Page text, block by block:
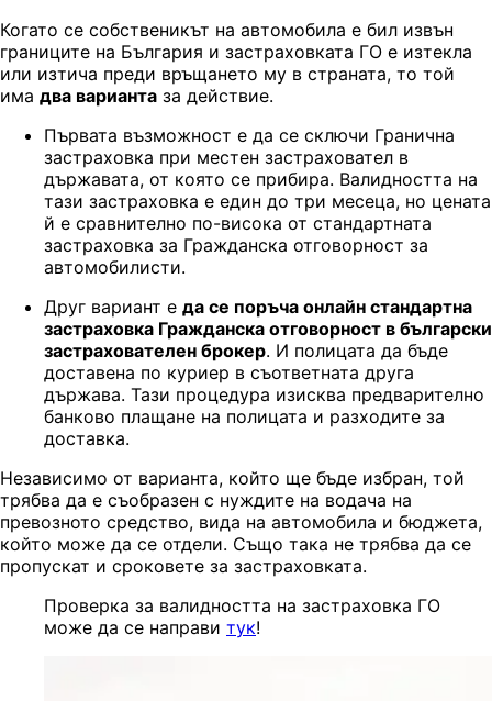
Когато се собственикът на автомобила е бил извън
границите на България и застраховката ГО е изтекла
или изтича преди връщането му в страната, то той
има два варианта за действие.
Първата възможност е да се сключи Гранична
застраховка при местен застраховател в
държавата, от която се прибира. Валидността на
тази застраховка е един до три месеца, но цената
й е сравнително по-висока от стандартната
застраховка за Гражданска отговорност за
автомобилисти.
Друг вариант е да се поръча онлайн стандартна
застраховка Гражданска отговорност в български
застрахователен брокер. И полицата да бъде
доставена по куриер в съответната друга
държава. Тази процедура изисква предварително
банково плащане на полицата и разходите за
доставка.
Независимо от варианта, който ще бъде избран, той
трябва да е съобразен с нуждите на водача на
превозното средство, вида на автомобила и бюджета,
който може да се отдели. Също така не трябва да се
пропускат и сроковете за застраховката.
Проверка за валидността на застраховка ГО
може да се направи тук!